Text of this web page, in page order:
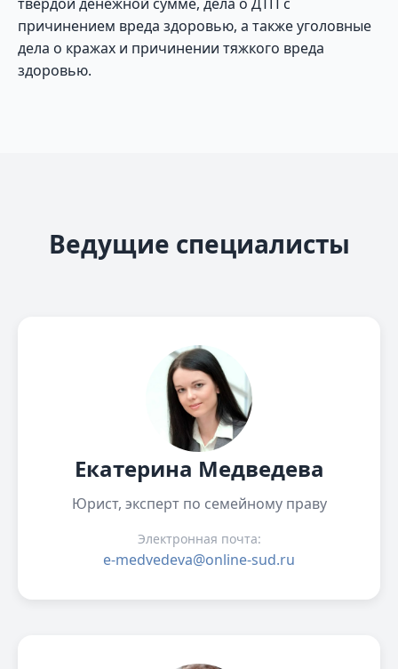
причинением вреда здоровью, а также уголовные
дела о кражах и причинении тяжкого вреда
здоровью.
Ведущие специалисты
Екатерина Медведева
Юрист, эксперт по семейному праву
Электронная почта:
e-medvedeva@online-sud.ru